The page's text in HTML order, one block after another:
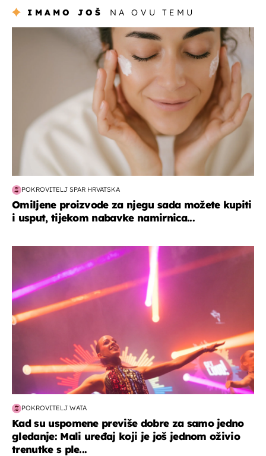
IMAMO JOŠ NA OVU TEMU
moda & ljepota
POKROVITELJ SPAR HRVATSKA
Omiljene proizvode za njegu sada možete kupiti
i usput, tijekom nabavke namirnica...
POKROVITELJ WATA
Kad su uspomene previše dobre za samo jedno
gledanje: Mali uređaj koji je još jednom oživio
trenutke s ple...